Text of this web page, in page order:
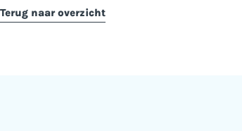
Terug naar overzicht